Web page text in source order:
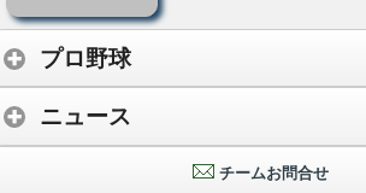
プロ野球
ニュース
チームお問合せ